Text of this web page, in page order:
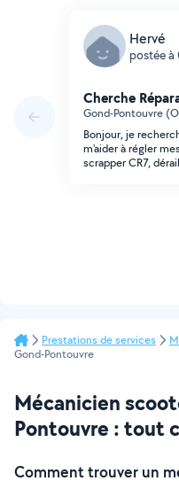
Hervé
postée à
Cherche
Gond-Pontouvre
Bonjour, je
m'aider à régler
scrapper CR7,
Prestations de services
Gond-Pontouvre
Mécanicien
Pontouvre : tout
Comment trouver un